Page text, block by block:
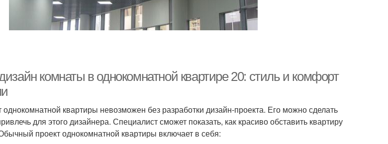
комнаты в однокомнатной квартире 20: стиль и комфорт
квартиры невозможен без разработки дизайн-проекта. Его можно сделать
для этого дизайнера. Специалист сможет показать, как красиво обставить квартиру
проект однокомнатной квартиры включает в себя: